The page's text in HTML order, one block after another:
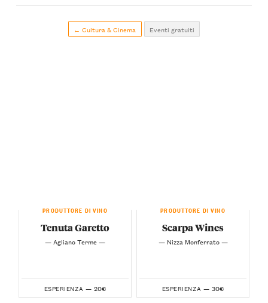
← Cultura & Cinema Eventi gratuiti
PRODUTTORE DI VINO
Tenuta Garetto
— Agliano Terme —
ESPERIENZA — 20€
PRODUTTORE DI VINO
Scarpa Wines
— Nizza Monferrato —
ESPERIENZA — 30€